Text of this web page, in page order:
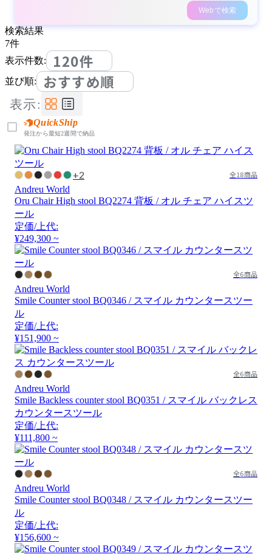
Webで検索
検索結果
7件
表示件数:
120件
並び順: おすすめ順
表示:
QuickShip
発注から最短2週間で納品
+2 全18商品
Andreu World
Oru Chair High stool BQ2274 背板 / オル チェア ハイスツ
ール
定価/上代:
¥249,300 ~
全6商品
Andreu World
Smile Counter stool BQ0346 / スマイル カウンタースツー
ル
定価/上代:
¥151,900 ~
全6商品
Andreu World
Smile Backless counter stool BQ0351 / スマイル バックレス
カウンタースツール
定価/上代:
¥111,800 ~
全6商品
Andreu World
Smile Counter stool BQ0348 / スマイル カウンタースツー
ル
定価/上代:
¥156,600 ~